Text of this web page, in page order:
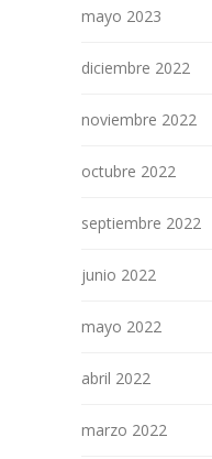
mayo 2023
diciembre 2022
noviembre 2022
octubre 2022
septiembre 2022
junio 2022
mayo 2022
abril 2022
marzo 2022